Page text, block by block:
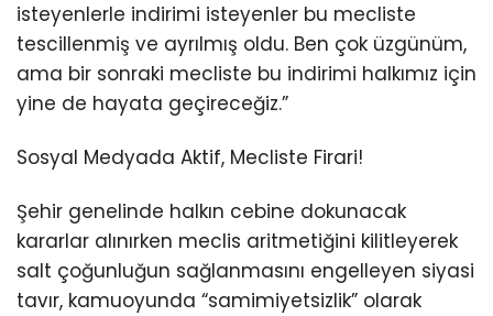
isteyenlerle indirimi isteyenler bu mecliste
tescillenmiş ve ayrılmış oldu. Ben çok üzgünüm,
ama bir sonraki mecliste bu indirimi halkımız için
yine de hayata geçireceğiz.”
Sosyal Medyada Aktif, Mecliste Firari!
Şehir genelinde halkın cebine dokunacak
kararlar alınırken meclis aritmetiğini kilitleyerek
salt çoğunluğun sağlanmasını engelleyen siyasi
tavır, kamuoyunda “samimiyetsizlik” olarak